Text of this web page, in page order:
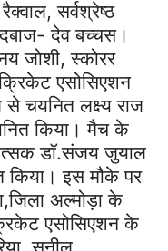
सर्वश्रेष्ठ
देव बच्चस।
जोशी, स्कोरर
एसोसिएशन
से चयनित लक्ष्य राज
किया। मैच के
डॉ.संजय जुयाल
किया। इस मौके पर
अल्मोड़ा के
एसोसिएशन के